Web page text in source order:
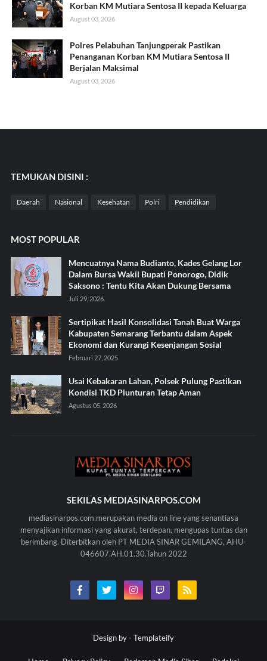
Korban KM Mutiara Sentosa II kepada Keluarga
August 03, 2026
Polres Pelabuhan Tanjungperak Pastikan
Penanganan Korban KM Mutiara Sentosa II
Berjalan Maksimal
August 03, 2026
TEMUKAN DISINI :
Daerah Nasional Kesehatan Polri Pendidikan
MOST POPULAR
Mencuatnya Nama Budianto, Kades Gelang Lor
Dalam Bursa Wakil Bupati Ponorogo, Didik
Saksono : Tentu Kita Akan Dukung Bersama
Juli 29, 2026
Sertipikat Hasil Konsolidasi Tanah Buat Warga
Kabupaten Semarang Terbantu dalam Aspek
Ekonomi dan Kurangi Kesenjangan Sosial
Februari 27, 2025
Usai Kebakaran Lahan, Polsek Pulung Pastikan
Kondisi TKD Plunturan Tetap Aman
Agustus 05, 2026
SEKILAS MEDIASINARPOS.COM
mediasinarpos.com.merupakan media on line yang senantiasa
menyajikan informasi yang akurat, terdepan, mengupas tuntas dan
berimbang. Diterbitkan oleh PT MEDIA SINAR GEMILANG, AHU-
046607.AH.01.30.Tahun 2022
Design by - Templateify